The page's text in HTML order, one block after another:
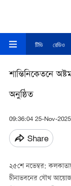
টিভি রেডিও
শান্তিনিকেতনে
অনুষ্ঠিত
09:36:04 25-Nov-2025
Share
২৫শে নভেম্বর:
চীনাভবনের যৌথ